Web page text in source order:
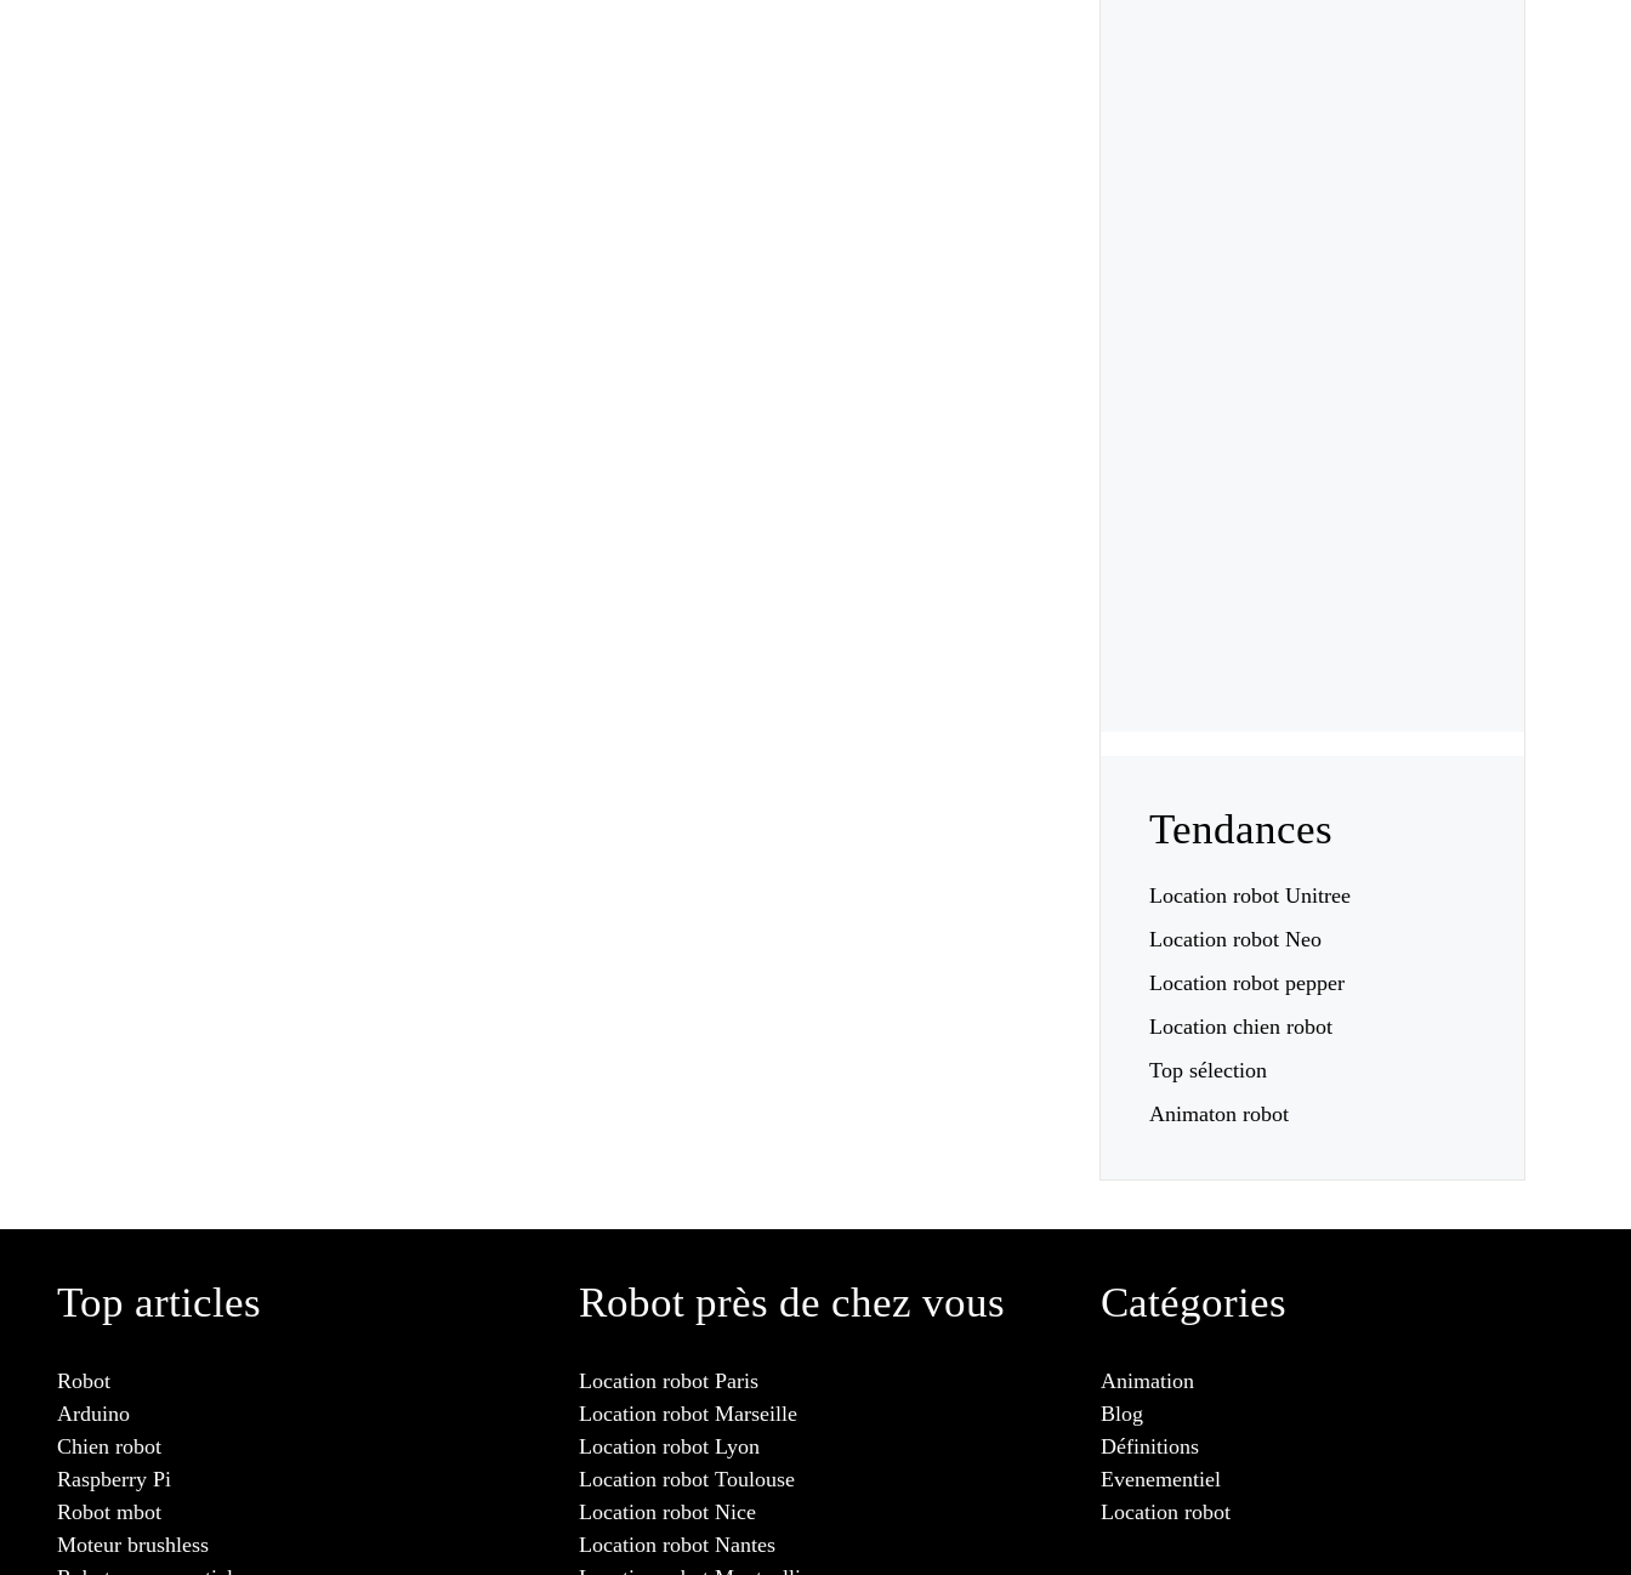
Tendances
Location robot Unitree
Location robot Neo
Location robot pepper
Location chien robot
Top sélection
Animaton robot
Top articles
Robot
Arduino
Chien robot
Raspberry Pi
Robot mbot
Moteur brushless
Robot près de chez vous
Location robot Paris
Location robot Marseille
Location robot Lyon
Location robot Toulouse
Location robot Nice
Location robot Nantes
Catégories
Animation
Blog
Définitions
Evenementiel
Location robot